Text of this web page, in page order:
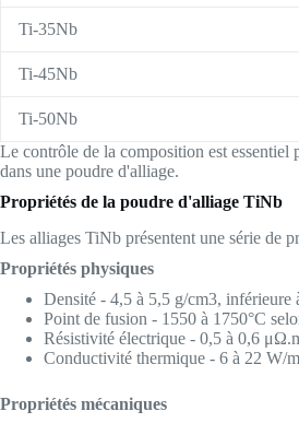
Ti-35Nb
Ti-45Nb
Ti-50Nb
Le contrôle de la composition est
dans une poudre d'alliage.
Propriétés de la poudre d'alliage TiNb
Les alliages TiNb présentent une série de
Propriétés physiques
Densité - 4,5 à 5,5 g/cm3, inférieure
Point de fusion - 1550 à 1750°C
Résistivité électrique - 0,5 à 0,6
Conductivité thermique - 6 à 22 W/
Propriétés mécaniques